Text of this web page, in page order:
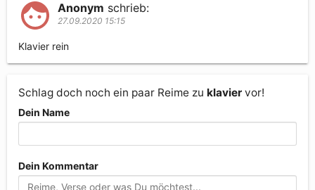
Anonym schrieb:
27.09.2020 15:15
Klavier rein
Schlag doch noch ein paar Reime zu klavier vor!
Dein Name
Dein Kommentar